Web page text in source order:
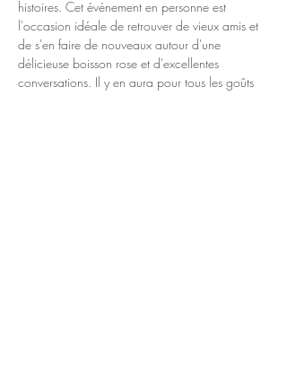
histoires. Cet événement en personne est
l'occasion idéale de retrouver de vieux amis et
de s'en faire de nouveaux autour d'une
délicieuse boisson rose et d'excellentes
conversations. Il y en aura pour tous les goûts